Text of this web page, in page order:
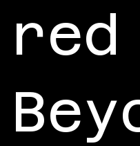
red